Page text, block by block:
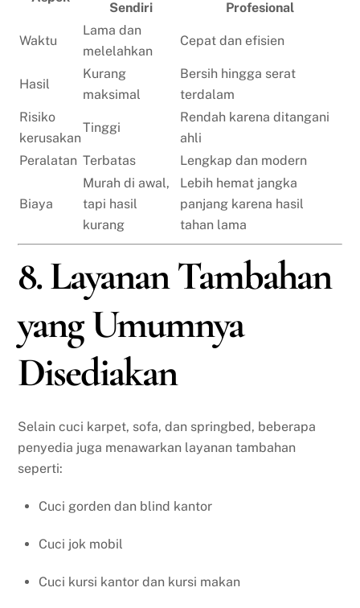
Sendiri
Profesional
Waktu
Lama dan
melelahkan
Cepat dan efisien
Hasil
Kurang
maksimal
Bersih hingga serat
terdalam
Risiko
kerusakan
Tinggi
Rendah karena ditangani
ahli
Peralatan Terbatas Lengkap dan modern
Biaya
Murah di awal,
tapi hasil
kurang
Lebih hemat jangka
panjang karena hasil
tahan lama
8. Layanan Tambahan
yang Umumnya
Disediakan
Selain cuci karpet, sofa, dan springbed, beberapa
penyedia juga menawarkan layanan tambahan
seperti:
Cuci gorden dan blind kantor
Cuci jok mobil
Cuci kursi kantor dan kursi makan